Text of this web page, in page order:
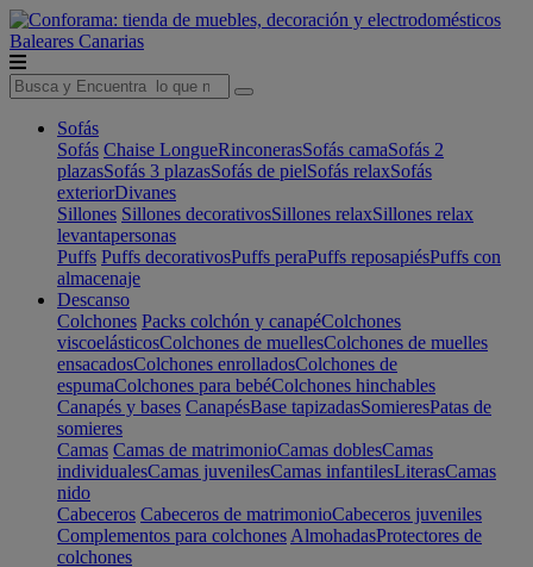
Baleares Canarias
Sofás
Sofás Chaise LongueRinconerasSofás camaSofás 2
plazasSofás 3 plazasSofás de pielSofás relaxSofás
exteriorDivanes
Sillones Sillones decorativosSillones relaxSillones relax
levantapersonas
Puffs Puffs decorativosPuffs peraPuffs reposapiésPuffs con
almacenaje
Descanso
Colchones Packs colchón y canapéColchones
viscoelásticosColchones de muellesColchones de muelles
ensacadosColchones enrolladosColchones de
espumaColchones para bebéColchones hinchables
Canapés y bases CanapésBase tapizadasSomieresPatas de
somieres
Camas Camas de matrimonioCamas doblesCamas
individualesCamas juvenilesCamas infantilesLiterasCamas
nido
Cabeceros Cabeceros de matrimonioCabeceros juveniles
Complementos para colchones AlmohadasProtectores de
colchones